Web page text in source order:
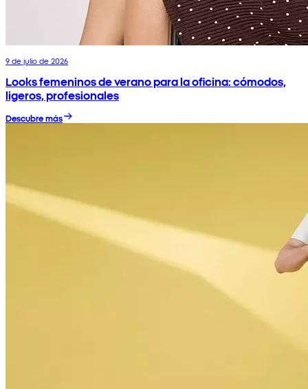
9 de julio de 2026
Looks femeninos de verano para la oficina: cómodos,
ligeros, profesionales
Descubre más